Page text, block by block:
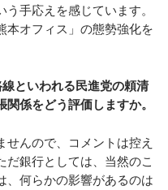
手応えを感じています。
本オフィス」の態勢強化を
といわれる民進党の頼清
係をどう評価しますか。
んので、コメントは控え
だ銀行としては、当然のこ
、何らかの影響があるのは